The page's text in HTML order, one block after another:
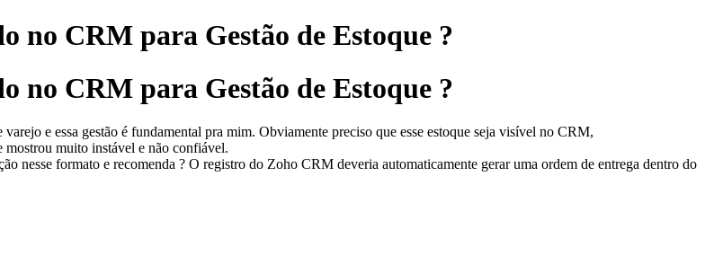
no CRM para Gestão de Estoque ?
no CRM para Gestão de Estoque ?
e essa gestão é fundamental pra mim. Obviamente preciso que esse estoque seja visível no CRM,
muito instável e não confiável.
formato e recomenda ? O registro do Zoho CRM deveria automaticamente gerar uma ordem de entrega dentro do